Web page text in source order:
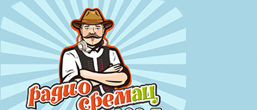
Skip
to
content